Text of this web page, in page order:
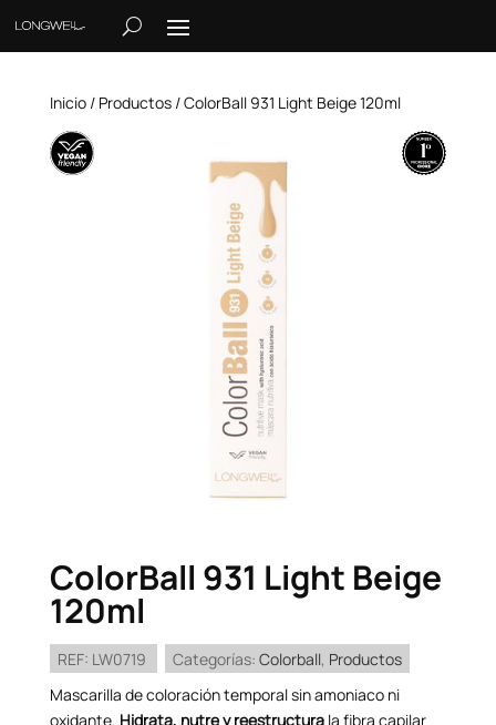
Inicio/ Productos/ ColorBall 931 Light Beige 120ml
ColorBall 931 Light Beige
120ml
REF: LW0719 Categorías: Colorball, Productos
Mascarilla de coloración temporal sin amoniaco ni
oxidante. Hidrata, nutre y reestructurala fibra capilar